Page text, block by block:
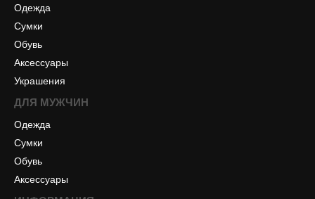
Одежда
Сумки
Обувь
Аксессуары
Украшения
ДЛЯ МУЖЧИН
Одежда
Сумки
Обувь
Аксессуары